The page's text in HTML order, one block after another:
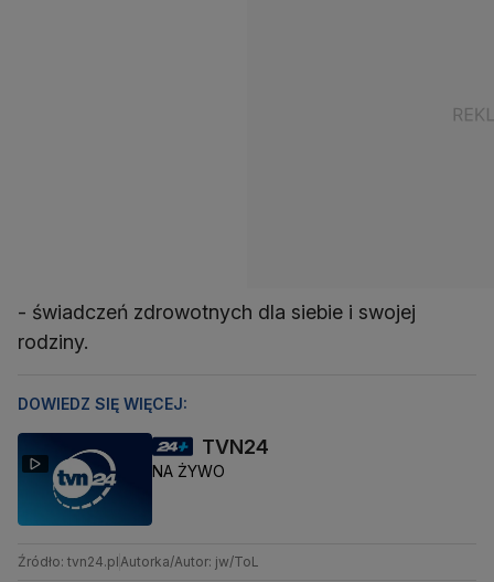
- świadczeń zdrowotnych dla siebie i swojej
rodziny.
DOWIEDZ SIĘ WIĘCEJ:
TVN24
NA ŻYWO
Źródło: tvn24.plAutorka/Autor: jw/ToL